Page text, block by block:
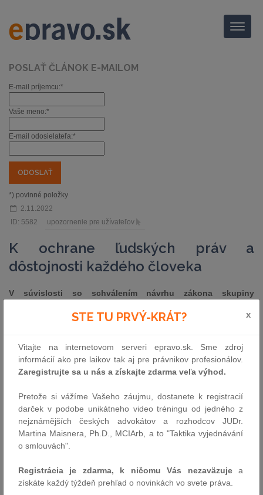
Menu
POSLAŤ ČLÁNOK E-MAILOM
E-mail príjemcu:*
Vaše meno:*
E-mail odosielateľa:*
*) povinné položky
2.11.2022
ID: 5582
upozornenie pre užívateľov
K ochrane ľudských práv a
dôstojnosti každého človeka
V súvislosti so schválením návrhu zákona skupiny
predsedovi vlády Eduardovi Hegerovi ponúkol prevzatie
našej krajine, vrátane LGBTI+ ľudí. Vyplýva to jednak z
mojich kompetencií ako ministra spravodlivosti, a tiež ako
predsedu Rady vlády SR pre ľudské práva, národnostné
menšiny a rodovú rovnosť. Ide o zodpovednosť, ktorej som
si plne vedomý, a ktorá bude patriť medzi priority výkonu
mojej funkcie (popri urgentných otázkach spojených s
implementáciou súdnej mapy).
Uvedomujem si závažnosť argumentácie z oboch strán
a postojov, ktoré vedú až k nenávistným prejavom, potierajú
akúkoľvek bazálnu úctu, a nerešpektujú právo na iný názor. Takto
nedosahujeme potrebné vzájomné porozumenie, len prehlbujeme
STE TU PRVÝ-KRÁT? x
Vitajte na internetovom serveri epravo.sk. Sme zdroj
informácií ako pre laikov tak aj pre právnikov profesionálov.
Zaregistrujte sa u nás a získajte zdarma veľa výhod.
Pretože si vážíme Vašeho záujmu, dostanete k registracií
darček v podobe unikátneho video tréningu od jedného z
nejznámějších českých advokátov a rozhodcov JUDr.
Martina Maisnera, Ph.D., MCIArb, a to "Taktika vyjednávání
o smlouvách".
Registrácia je zdarma, k ničomu Vás nezaväzujea
získáte každý týždeň prehľad o novinkách vo svete práva.